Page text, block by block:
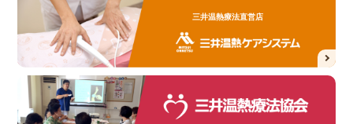
三井温熱療法直営店